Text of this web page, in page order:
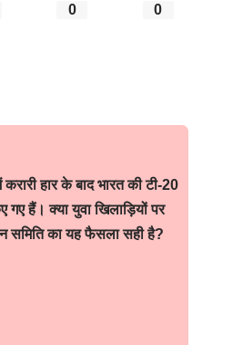
0 0
हार के बाद भारत की टी-20
गए हैं। क्या युवा खिलाड़ियों पर
समिति का यह फैसला सही है?